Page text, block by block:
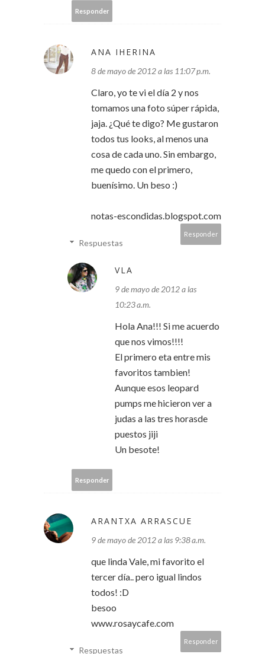
Responder
ANA IHERINA
8 de mayo de 2012 a las 11:07 p.m.
Claro, yo te vi el día 2 y nos
tomamos una foto súper rápida,
jaja. ¿Qué te digo? Me gustaron
todos tus looks, al menos una
cosa de cada uno. Sin embargo,
me quedo con el primero,
buenísimo. Un beso :)
notas-escondidas.blogspot.com
Responder
Respuestas
VLA
9 de mayo de 2012 a las
10:23 a.m.
Hola Ana!!! Si me acuerdo
que nos vimos!!!!
El primero eta entre mis
favoritos tambien!
Aunque esos leopard
pumps me hicieron ver a
judas a las tres horasde
puestos jiji
Un besote!
Responder
ARANTXA ARRASCUE
9 de mayo de 2012 a las 9:38 a.m.
que linda Vale, mi favorito el
tercer día.. pero igual lindos
todos! :D
besoo
www.rosaycafe.com
Responder
Respuestas